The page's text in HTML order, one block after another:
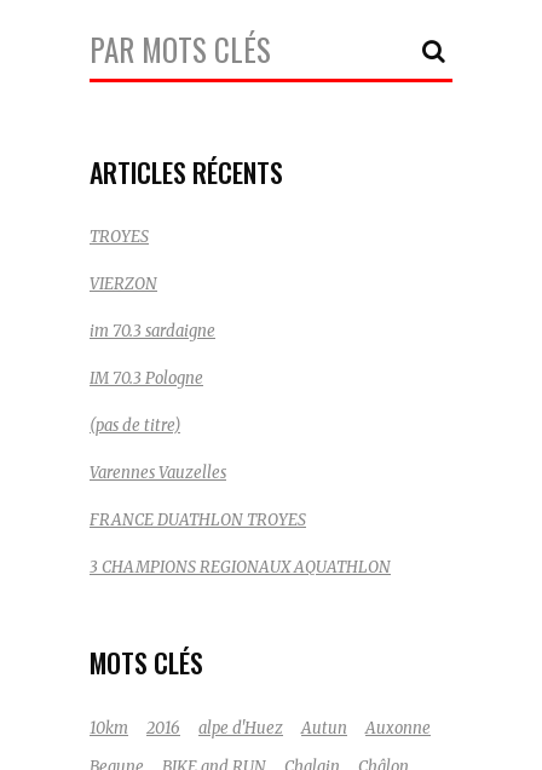
Votre
Recherche:
ARTICLES RÉCENTS
TROYES
VIERZON
im 70.3 sardaigne
IM 70.3 Pologne
(pas de titre)
Varennes Vauzelles
FRANCE DUATHLON TROYES
3 CHAMPIONS REGIONAUX AQUATHLON
MOTS CLÉS
10km 2016 alpe d'Huez Autun
Auxonne